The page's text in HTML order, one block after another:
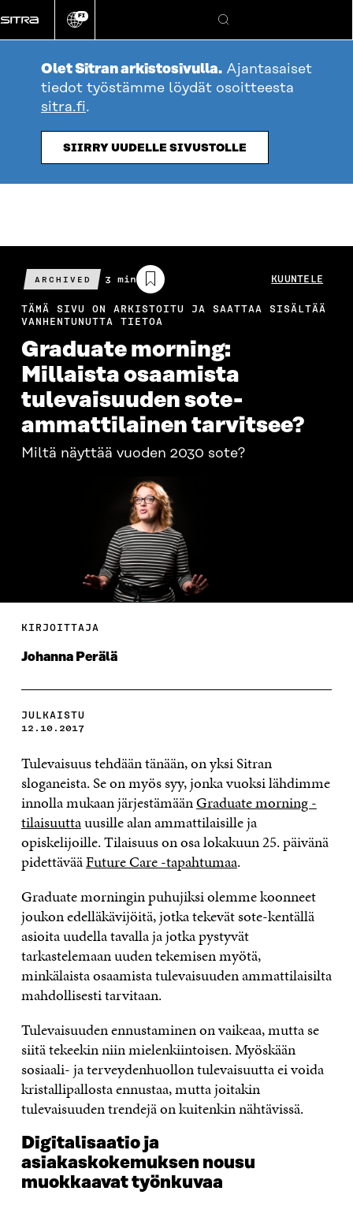
suoraan
sisältöön
Vaihda
kieli
FI
Hae
Olet Sitran arkistosivulla. Ajantasaiset
tiedot työstämme löydät osoitteesta
sitra.fi.
SIIRRY UUDELLE SIVUSTOLLE
ARCHIVED
Arvioitu
lukuaika
3 min KUUNTELE
TÄMÄ SIVU ON ARKISTOITU JA SAATTAA SISÄLTÄÄ
VANHENTUNUTTA TIETOA
Graduate morning:
Millaista osaamista
tulevaisuuden sote-
ammattilainen tarvitsee?
Miltä näyttää vuoden 2030 sote?
KIRJOITTAJA
Johanna Perälä
JULKAISTU
12.10.2017
Tulevaisuus tehdään tänään, on yksi Sitran
sloganeista. Se on myös syy, jonka vuoksi lähdimme
innolla mukaan järjestämäänGraduate morning -
tilaisuuttauusille alan ammattilaisille ja
opiskelijoille. Tilaisuus on osa lokakuun 25. päivänä
pidettävääFuture Care -tapahtumaa.
Graduate morningin puhujiksi olemme koonneet
joukon edelläkävijöitä, jotka tekevät sote-kentällä
asioita uudella tavalla ja jotka pystyvät
tarkastelemaan uuden tekemisen myötä,
minkälaista osaamista tulevaisuuden ammattilaisilta
mahdollisesti tarvitaan.
Tulevaisuuden ennustaminen on vaikeaa, mutta se
siitä tekeekin niin mielenkiintoisen. Myöskään
sosiaali- ja terveydenhuollon tulevaisuutta ei voida
kristallipallosta ennustaa, mutta joitakin
tulevaisuuden trendejä on kuitenkin nähtävissä.
Digitalisaatio ja
asiakaskokemuksen nousu
muokkaavat työnkuvaa